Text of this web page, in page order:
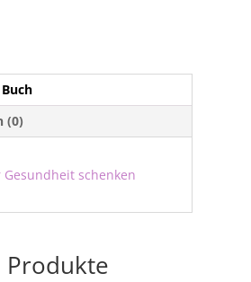
(0)
Gesundheit schenken
Produkte